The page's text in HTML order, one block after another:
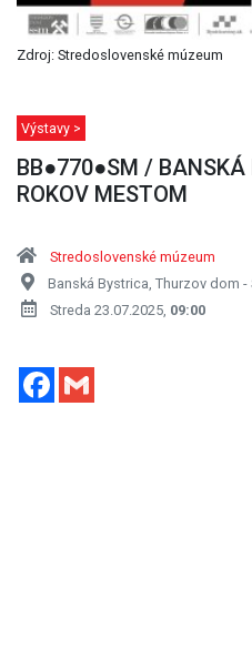
Zdroj: Stredoslovenské múzeum
Výstavy >
BB●770●SM / BANSKÁ
ROKOV MESTOM
Stredoslovenské múzeum
Banská Bystrica, Thurzov dom
Streda 23.07.2025, 09:00
Facebook